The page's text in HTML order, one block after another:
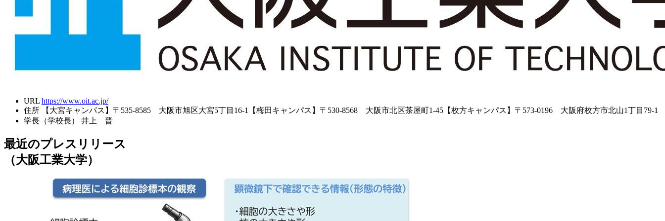
URL https://www.oit.ac.jp/
住所
【大宮キャンパス】〒535-8585 大阪市旭区大宮5丁目16-1【梅田キャンパス】〒530-8568 大阪市北区茶屋町1-45【枚方キャンパス】〒573-0196 大阪府枚方市北山1丁目79-1
学長（学校長）
井上 晋
最近のプレスリリース
（大阪工業大学）